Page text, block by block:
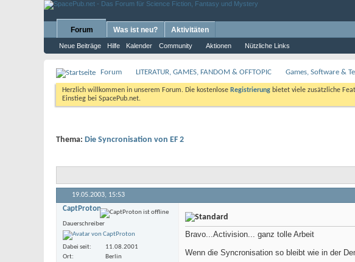
Forum
Neue Beiträge Hilfe Kalender Community Aktionen Nützliche Links
Was ist neu? Aktivitäten
Forum LITERATUR, GAMES, FANDOM & OFFTOPIC Games, Software &
Herzlich willkommen in unserem Forum. Die kostenlose Registrierung bietet viele zusätzliche
Einstieg bei SpacePub.net.
Thema: Die Syncronisation von EF 2
19.05.2003, 15:53
CaptProton
Dauerschreiber
Dabei seit
11.08.2001
Ort
Berlin
Bravo...Activision... ganz tolle Arbeit
Wenn die Syncronisation so bleibt wie in der